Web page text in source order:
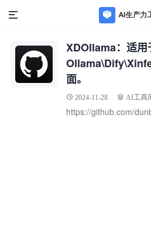
XDOllama：适用
面。
2024-11-28 AI工具
https://github.com/